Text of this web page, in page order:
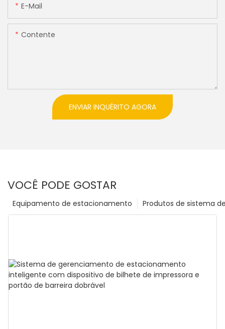
E-Mail
Contente
ENVIAR INQUÉRITO AGORA
VOCÊ PODE GOSTAR
Produtos de sistema
Equipamento de estacionamento